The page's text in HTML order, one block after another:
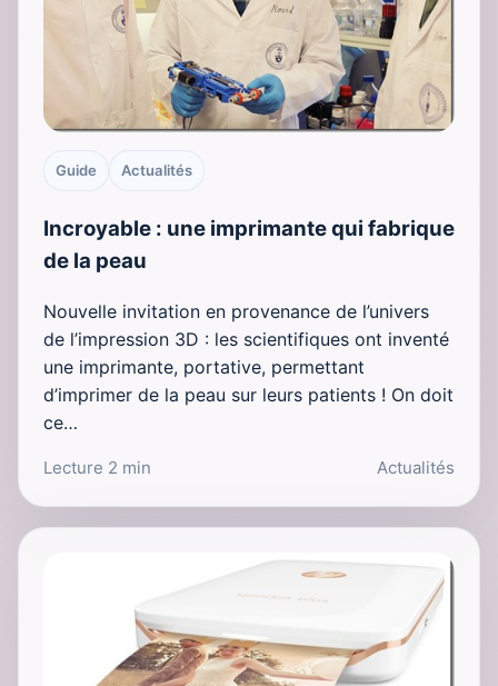
Guide Actualités
Incroyable : une imprimante qui fabrique
de la peau
Nouvelle invitation en provenance de l’univers
de l’impression 3D : les scientifiques ont inventé
une imprimante, portative, permettant
d’imprimer de la peau sur leurs patients ! On doit
ce…
Lecture 2 min Actualités